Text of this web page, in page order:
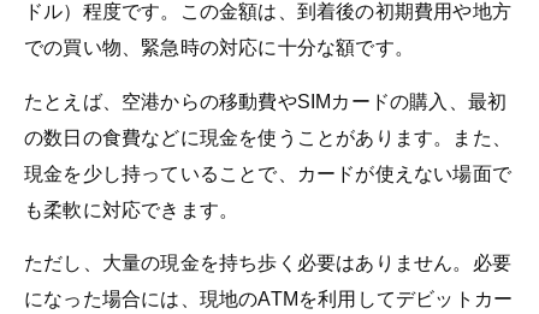
ドル）程度です。この金額は、到着後の初期費用や地方
での買い物、緊急時の対応に十分な額です。
たとえば、空港からの移動費やSIMカードの購入、最初
の数日の食費などに現金を使うことがあります。また、
現金を少し持っていることで、カードが使えない場面で
も柔軟に対応できます。
ただし、大量の現金を持ち歩く必要はありません。必要
になった場合には、現地のATMを利用してデビットカー